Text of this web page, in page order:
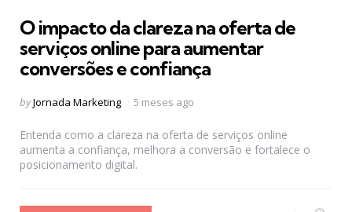
O impacto da clareza na oferta de
serviços online para aumentar
conversões e confiança
Posted
byJornada Marketing 5 meses ago
Entenda como a clareza na oferta de serviços online
aumenta a confiança, melhora a conversão e fortalece o
posicionamento digital.